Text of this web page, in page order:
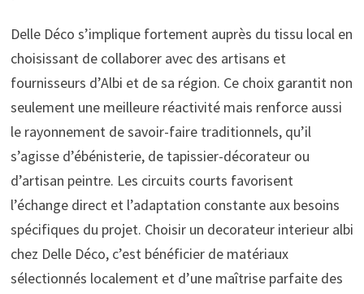
Delle Déco s’implique fortement auprès du tissu local en
choisissant de collaborer avec des artisans et
fournisseurs d’Albi et de sa région. Ce choix garantit non
seulement une meilleure réactivité mais renforce aussi
le rayonnement de savoir-faire traditionnels, qu’il
s’agisse d’ébénisterie, de tapissier-décorateur ou
d’artisan peintre. Les circuits courts favorisent
l’échange direct et l’adaptation constante aux besoins
spécifiques du projet. Choisir un decorateur interieur albi
chez Delle Déco, c’est bénéficier de matériaux
sélectionnés localement et d’une maîtrise parfaite des